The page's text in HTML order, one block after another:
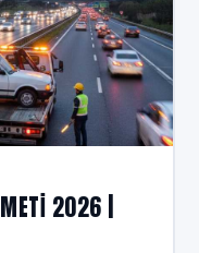
2026 |